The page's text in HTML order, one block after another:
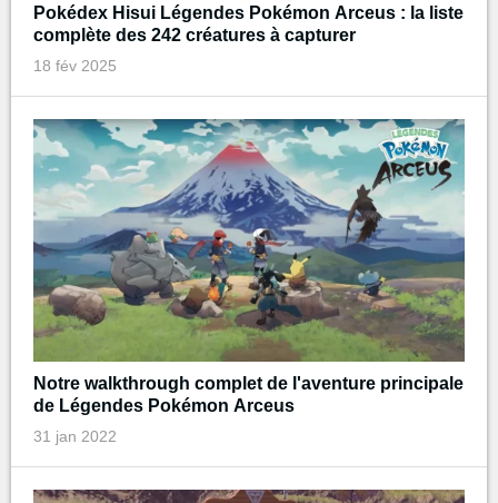
Pokédex Hisui Légendes Pokémon Arceus : la liste
complète des 242 créatures à capturer
18 fév 2025
Notre walkthrough complet de l'aventure principale
de Légendes Pokémon Arceus
31 jan 2022